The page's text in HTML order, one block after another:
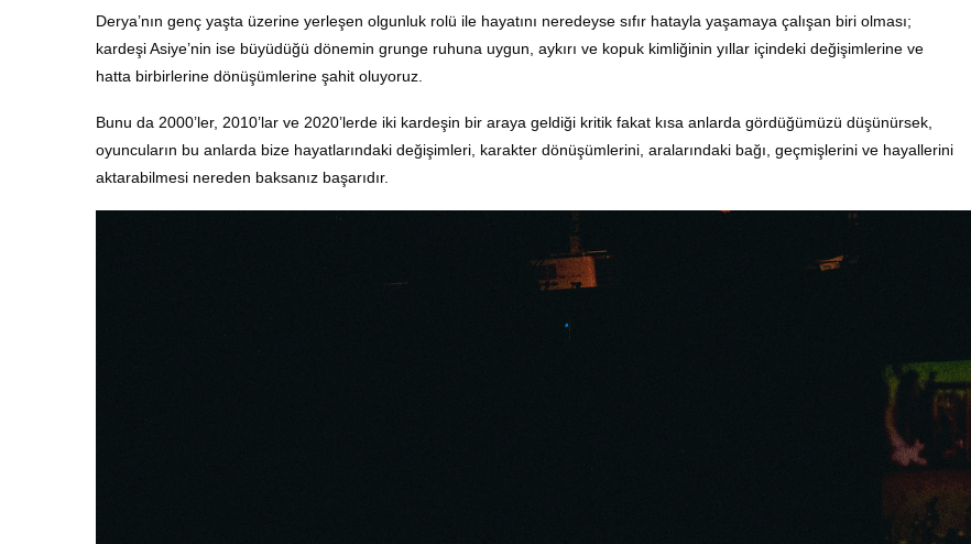
Derya’nın genç yaşta üzerine yerleşen olgunluk rolü ile hayatını neredeyse sıfır hatayla yaşamaya çalışan biri olması;
kardeşi Asiye’nin ise büyüdüğü dönemin grunge ruhuna uygun, aykırı ve kopuk kimliğinin yıllar içindeki değişimlerine ve
hatta birbirlerine dönüşümlerine şahit oluyoruz.
Bunu da 2000’ler, 2010’lar ve 2020’lerde iki kardeşin bir araya geldiği kritik fakat kısa anlarda gördüğümüzü düşünürsek,
oyuncuların bu anlarda bize hayatlarındaki değişimleri, karakter dönüşümlerini, aralarındaki bağı, geçmişlerini ve hayallerini
aktarabilmesi nereden baksanız başarıdır.